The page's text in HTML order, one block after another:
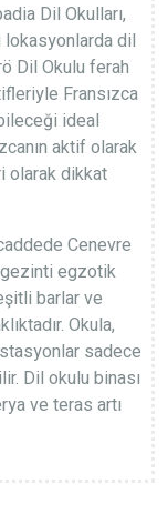
Dil Okulları,
dil
Dil Okulu ferah
Fransızca
ideal
aktif olarak
olarak dikkat
Cenevre
gezinti egzotik
barlar ve
Okula,
sadece
Dil okulu binası
ve teras artı